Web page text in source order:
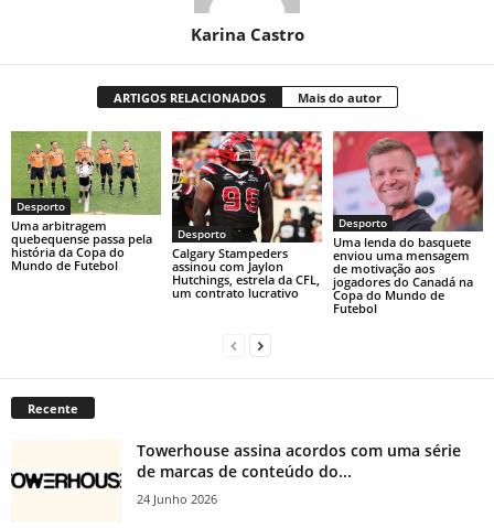
Karina Castro
ARTIGOS RELACIONADOS Mais do autor
Desporto
Uma arbitragem
quebequense passa pela
história da Copa do
Mundo de Futebol
Desporto
Calgary Stampeders
assinou com Jaylon
Hutchings, estrela da CFL,
um contrato lucrativo
Desporto
Uma lenda do basquete
enviou uma mensagem
de motivação aos
jogadores do Canadá na
Copa do Mundo de
Futebol
Recente
Towerhouse assina acordos com uma série
de marcas de conteúdo do...
24 Junho 2026